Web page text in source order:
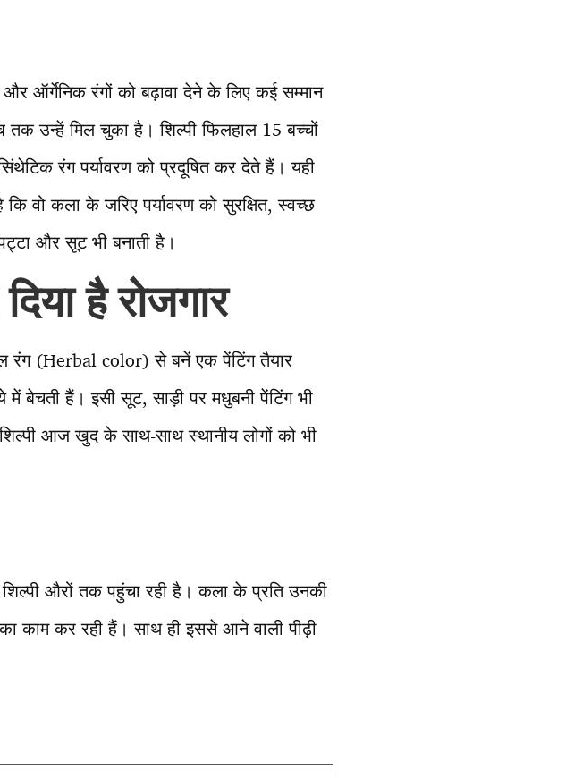
ऑर्गेनिक रंगों को बढ़ावा देने के लिए कई सम्मान
उन्हें मिल चुका है। शिल्पी फिलहाल 15 बच्चों
रंग पर्यावरण को प्रदूषित कर देते हैं। यही
वो कला के जरिए पर्यावरण को सुरक्षित, स्वच्छ
और सूट भी बनाती है।
है रोजगार
रंग (Herbal color) से बनें एक पेंटिंग तैयार
हैं। इसी सूट, साड़ी पर मधुबनी पेंटिंग भी
आज खुद के साथ-साथ स्थानीय लोगों को भी
औरों तक पहुंचा रही है। कला के प्रति उनकी
काम कर रही हैं। साथ ही इससे आने वाली पीढ़ी